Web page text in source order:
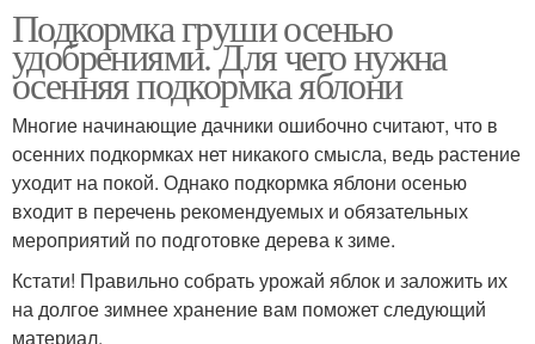
Подкормка груши осенью
удобрениями. Для чего нужна
осенняя подкормка яблони
Многие начинающие дачники ошибочно считают, что в
осенних подкормках нет никакого смысла, ведь растение
уходит на покой. Однако подкормка яблони осенью
входит в перечень рекомендуемых и обязательных
мероприятий по подготовке дерева к зиме.
Кстати! Правильно собрать урожай яблок и заложить их
на долгое зимнее хранение вам поможет следующий
материал.